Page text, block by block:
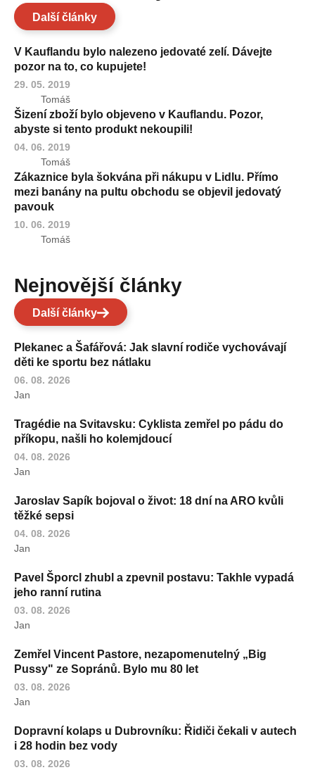
Další články
V Kauflandu bylo nalezeno jedovaté zelí. Dávejte
pozor na to, co kupujete!
29. 05. 2019
Tomáš
Šizení zboží bylo objeveno v Kauflandu. Pozor,
abyste si tento produkt nekoupili!
04. 06. 2019
Tomáš
Zákaznice byla šokvána při nákupu v Lidlu. Přímo
mezi banány na pultu obchodu se objevil jedovatý
pavouk
10. 06. 2019
Tomáš
Nejnovější články
Další články
Plekanec a Šafářová: Jak slavní rodiče vychovávají
děti ke sportu bez nátlaku
06. 08. 2026
Jan
Tragédie na Svitavsku: Cyklista zemřel po pádu do
příkopu, našli ho kolemjdoucí
04. 08. 2026
Jan
Jaroslav Sapík bojoval o život: 18 dní na ARO kvůli
těžké sepsi
04. 08. 2026
Jan
Pavel Šporcl zhubl a zpevnil postavu: Takhle vypadá
jeho ranní rutina
03. 08. 2026
Jan
Zemřel Vincent Pastore, nezapomenutelný „Big
Pussy" ze Sopránů. Bylo mu 80 let
03. 08. 2026
Jan
Dopravní kolaps u Dubrovníku: Řidiči čekali v autech
i 28 hodin bez vody
03. 08. 2026